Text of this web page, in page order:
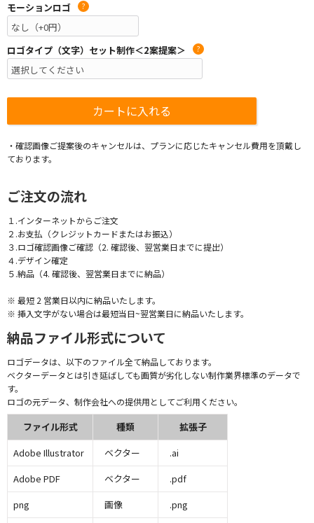
モーションロゴ ?
ロゴタイプ（文字）セット制作＜2案提案＞ ?
・確認画像ご提案後のキャンセルは、プランに応じたキャンセル費用を頂戴し
ております。
ご注文の流れ
１.インターネットからご注文
２.お支払（クレジットカードまたはお振込）
３.ロゴ確認画像ご確認（2. 確認後、翌営業日までに提出）
４.デザイン確定
５.納品（4. 確認後、翌営業日までに納品）
※ 最短 2 営業日以内に納品いたします。
※ 挿入文字がない場合は最短当日~翌営業日に納品いたします。
納品ファイル形式について
ロゴデータは、以下のファイル全て納品しております。
ベクターデータとは引き延ばしても画質が劣化しない制作業界標準のデータで
す。
ロゴの元データ、制作会社への提供用としてご利用ください。
ファイル形式 種類
拡張子
Adobe Illustrator
ベクター
.ai
Adobe PDF
ベクター
.pdf
png
画像
.png